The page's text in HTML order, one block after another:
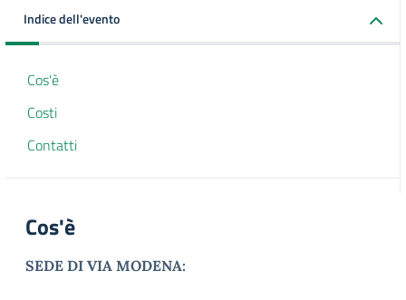
Indice dell'evento
Cos'è
Costi
Contatti
Cos'è
SEDE DI VIA MODENA: